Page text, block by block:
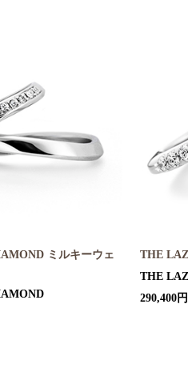
ミルキーウェ
THE
THE
290,400